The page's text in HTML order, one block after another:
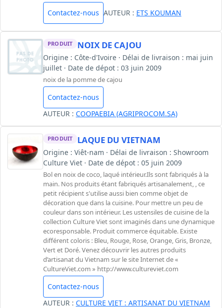
Contactez-nous AUTEUR : ETS KOUMAN
PRODUIT NOIX DE CAJOU
Origine : Côte-d'Ivoire · Délai de livraison : mai juin
juillet · Date de dépot : 03 juin 2009
noix de la pomme de cajou
Contactez-nous
AUTEUR : COOPAEBIA (AGRIPROCOM.SA)
PRODUIT LAQUE DU VIETNAM
Origine : Viêt-nam · Délai de livraison : Showroom
Culture Viet · Date de dépot : 05 juin 2009
Bol en noix de coco, laqué intérieur.Ils sont fabriqués à la
main. Nos produits étant fabriqués artisanalement, , ce
petit récipient s'utilise aussi bien comme objet de
décoration que dans la cuisine. Pour mettre un peu de
couleur dans son intérieur. Les ustensiles de cuisine de la
collection Culture Viet sont imaginés dans une dynamique
ecoresponsable. Produit commerce équitable. Existe
différent coloris : Bleu, Rouge, Rose, Orange, Gris, Bronze,
Vert et Doré. Venez découvrir les autres produits
d’artisanat du Vietnam sur le site Internet de «
CultureViet.com » http://www.cultureviet.com
Contactez-nous
AUTEUR : CULTURE VIET : ARTISANAT DU VIETNAM